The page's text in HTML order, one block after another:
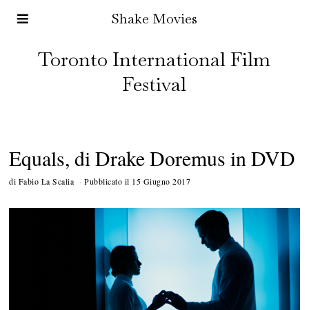
Shake Movies
Toronto International Film
Festival
Equals, di Drake Doremus in DVD
di Fabio La Scalia Pubblicato il 15 Giugno 2017